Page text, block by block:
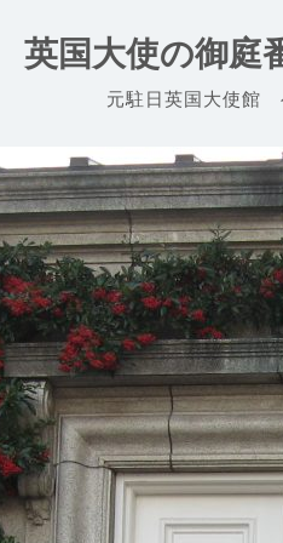
英国大使の御庭
元駐日英国大使館